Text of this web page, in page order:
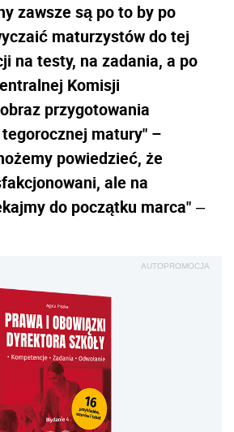
zawsze są po to by po
maturzystów do tej
na testy, na zadania, a po
Komisji
przygotowania
matury" –
powiedzieć, że
ale na
do początku marca" –
AUTOPROMOCJA